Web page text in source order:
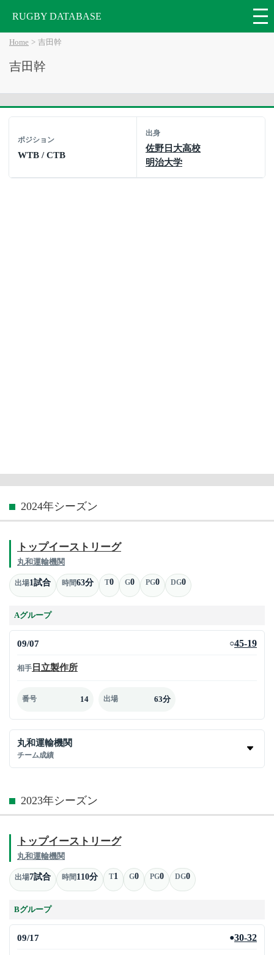
RUGBY DATABASE
Home 吉田幹
吉田幹
ポジション
WTB / CTB
出身
佐野日大高校
明治大学
2024年シーズン
トップイーストリーグ
丸和運輸機関
出場1試合 時間63分 T0 G0 PG0 DG0
Aグループ
09/07 ○45-19
相手 日立製作所
番号 14 出場 63分
丸和運輸機関
チーム成績
2023年シーズン
トップイーストリーグ
丸和運輸機関
出場7試合 時間110分 T1 G0 PG0 DG0
Bグループ
09/17 ●30-32